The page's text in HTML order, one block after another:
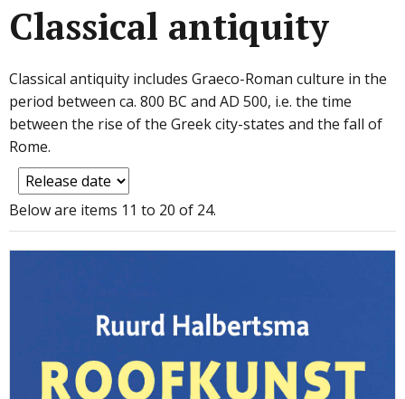
Classical antiquity
Classical antiquity includes Graeco-Roman culture in the
period between ca. 800 BC and AD 500, i.e. the time
between the rise of the Greek city-states and the fall of
Rome.
Below are items 11 to 20 of 24.